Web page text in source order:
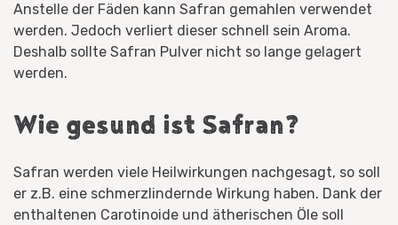
Anstelle der Fäden kann Safran gemahlen verwendet
werden. Jedoch verliert dieser schnell sein Aroma.
Deshalb sollte Safran Pulver nicht so lange gelagert
werden.
Wie gesund ist Safran?
Safran werden viele Heilwirkungen nachgesagt, so soll
er z.B. eine schmerzlindernde Wirkung haben. Dank der
enthaltenen Carotinoide und ätherischen Öle soll